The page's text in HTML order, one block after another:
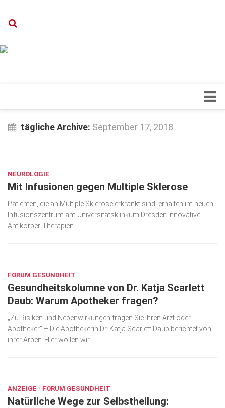
Orthopädie
Schönheit & Wohlbefinden
Special
Wirtschaft, Recht, Finanzen
Allgemein
Sehen
Innovationen
Kampf gegen Krebs
tägliche Archive: September 17, 2018
NEUROLOGIE
Mit Infusionen gegen Multiple Sklerose
Patienten, die an Multiple Sklerose erkrankt sind, erhalten im neuen
Infusionszentrum am Universitätsklinkum Dresden innovative
Antikörper-Therapien.
FORUM GESUNDHEIT
Gesundheitskolumne von Dr. Katja Scarlett
Daub: Warum Apotheker fragen?
„Zu Risiken und Nebenwirkungen fragen Sie Ihren Arzt oder
Apotheker“ – Die Apothekerin Dr. Katja Scarlett Daub berichtet von
ihrer Arbeit. Hier wollen wir...
ANZEIGE / FORUM GESUNDHEIT
Natürliche Wege zur Selbstheilung: